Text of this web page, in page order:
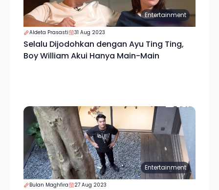
Entertainment
Aldeta Prasasti 31 Aug 2023
Selalu Dijodohkan dengan Ayu Ting Ting,
Boy William Akui Hanya Main-Main
Entertainment
Bulan Maghfira 27 Aug 2023